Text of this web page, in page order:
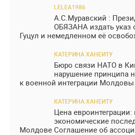
LELEA1986
А.С.Муравский :
ОБЯЗАНА издать указ
Гуцул и немедленном её
КАТЕРИНА ХАНЕИТУ
Бюро связи НАТО в
нарушение принципа
к военной интеграции Молдовы
КАТЕРИНА ХАНЕИТУ
Цена
экономические
Молдове Соглашение об